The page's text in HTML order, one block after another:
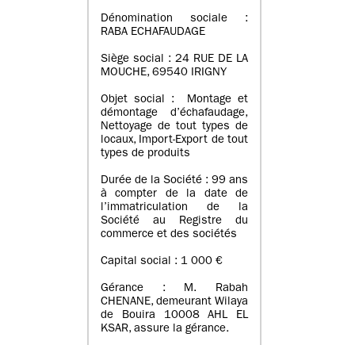
Dénomination sociale :
RABA ECHAFAUDAGE
Siège social : 24 RUE DE LA
MOUCHE, 69540 IRIGNY
Objet social : Montage et
démontage d’échafaudage,
Nettoyage de tout types de
locaux, Import-Export de tout
types de produits
Durée de la Société : 99 ans
à compter de la date de
l’immatriculation de la
Société au Registre du
commerce et des sociétés
Capital social : 1 000 €
Gérance : M. Rabah
CHENANE, demeurant Wilaya
de Bouira 10008 AHL EL
KSAR, assure la gérance.